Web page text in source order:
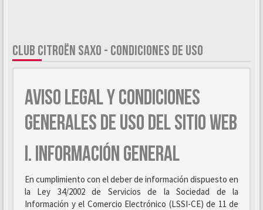
CLUB CITROËN SAXO - CONDICIONES DE USO
AVISO LEGAL Y CONDICIONES
GENERALES DE USO DEL SITIO WEB
I. INFORMACIÓN GENERAL
En cumplimiento con el deber de información dispuesto en
la Ley 34/2002 de Servicios de la Sociedad de la
Información y el Comercio Electrónico (LSSI-CE) de 11 de